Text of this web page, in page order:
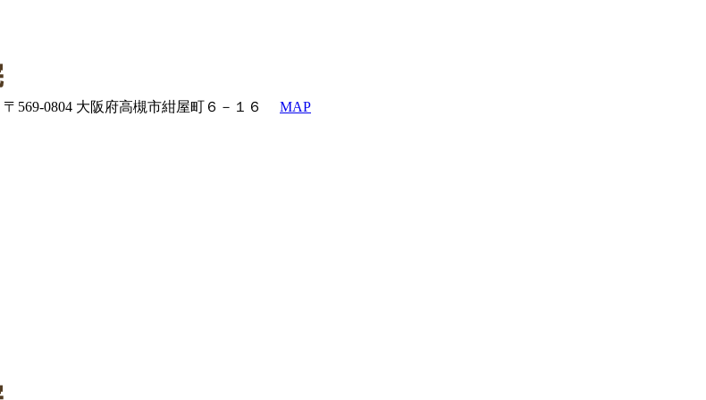
〒569-0804 大阪府高槻市紺屋町６－１６ MAP